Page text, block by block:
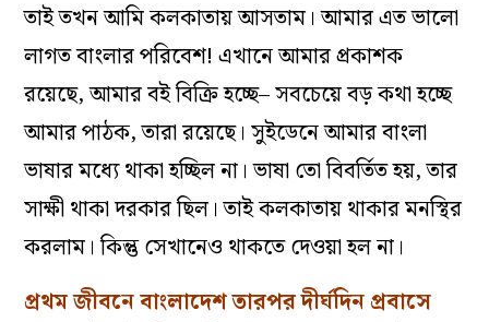
তাইতখনআমিকলকাতায়আসতাম। আমারএতভালো
লাগতবাংলারপরিবেশ!এখানেআমারপ্রকাশক
রয়েছে, আমারবইবিক্রিহচ্ছে–সবচেয়েবড়কথাহচ্ছে
আমারপাঠক,তারারয়েছে। সুইডেনেআমারবাংলা
ভাষারমধ্যেথাকাহচ্ছিলনা। ভাষাতোবিবর্তিতহয়,তার
সাক্ষীথাকাদরকারছিল। তাইকলকাতায়থাকারমনস্থির
করলাম।কিন্তুসেখানেও থাকতেদেওয়াহলনা।
প্রথমজীবনেবাংলাদেশতারপরদীর্ঘদিনপ্রবাসে